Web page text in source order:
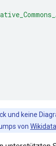
und keine
von Wikidata